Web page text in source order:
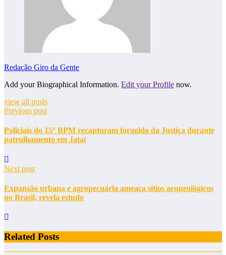
Redação Giro da Gente
Add your Biographical Information. Edit your Profile now.
view all posts
Previous post
Policiais do 15° BPM recapturam foragido da Justiça durante
patrulhamento em Jataí
Next post
Expansão urbana e agropecuária ameaça sítios arqueológicos
no Brasil, revela estudo
Related Posts